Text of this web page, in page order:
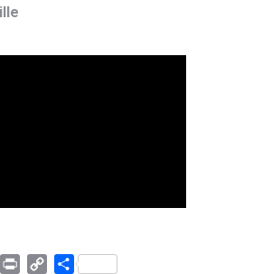
Email Print
CopyPartager